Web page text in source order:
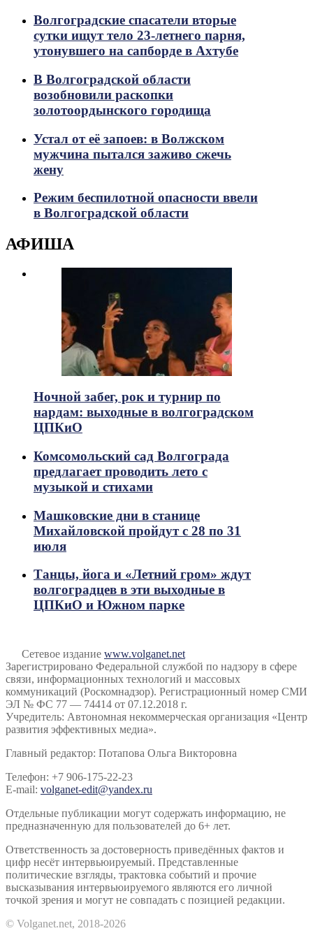
Волгоградские спасатели вторые
сутки ищут тело 23-летнего парня,
утонувшего на сапборде в Ахтубе
В Волгоградской области
возобновили раскопки
золотоордынского городища
Устал от её запоев: в Волжском
мужчина пытался заживо сжечь
жену
Режим беспилотной опасности ввели
в Волгоградской области
АФИША
Ночной забег, рок и турнир по
нардам: выходные в волгоградском
ЦПКиО
Комсомольский сад Волгограда
предлагает проводить лето с
музыкой и стихами
Машковские дни в станице
Михайловской пройдут с 28 по 31
июля
Танцы, йога и «Летний гром» ждут
волгоградцев в эти выходные в
ЦПКиО и Южном парке
Сетевое издание www.volganet.net
Зарегистрировано Федеральной службой по надзору в сфере
связи, информационных технологий и массовых
коммуникаций (Роскомнадзор). Регистрационный номер СМИ
ЭЛ № ФС 77 — 74414 от 07.12.2018 г.
Учредитель: Автономная некоммерческая организация «Центр
развития эффективных медиа».
Главный редактор: Потапова Ольга Викторовна
Телефон: +7 906-175-22-23
E-mail: volganet-edit@yandex.ru
Отдельные публикации могут содержать информацию, не
предназначенную для пользователей до 6+ лет.
Ответственность за достоверность приведённых фактов и
цифр несёт интервьюируемый. Представленные
политические взгляды, трактовка событий и прочие
высказывания интервьюируемого являются его личной
точкой зрения и могут не совпадать с позицией редакции.
© Volganet.net, 2018-2026